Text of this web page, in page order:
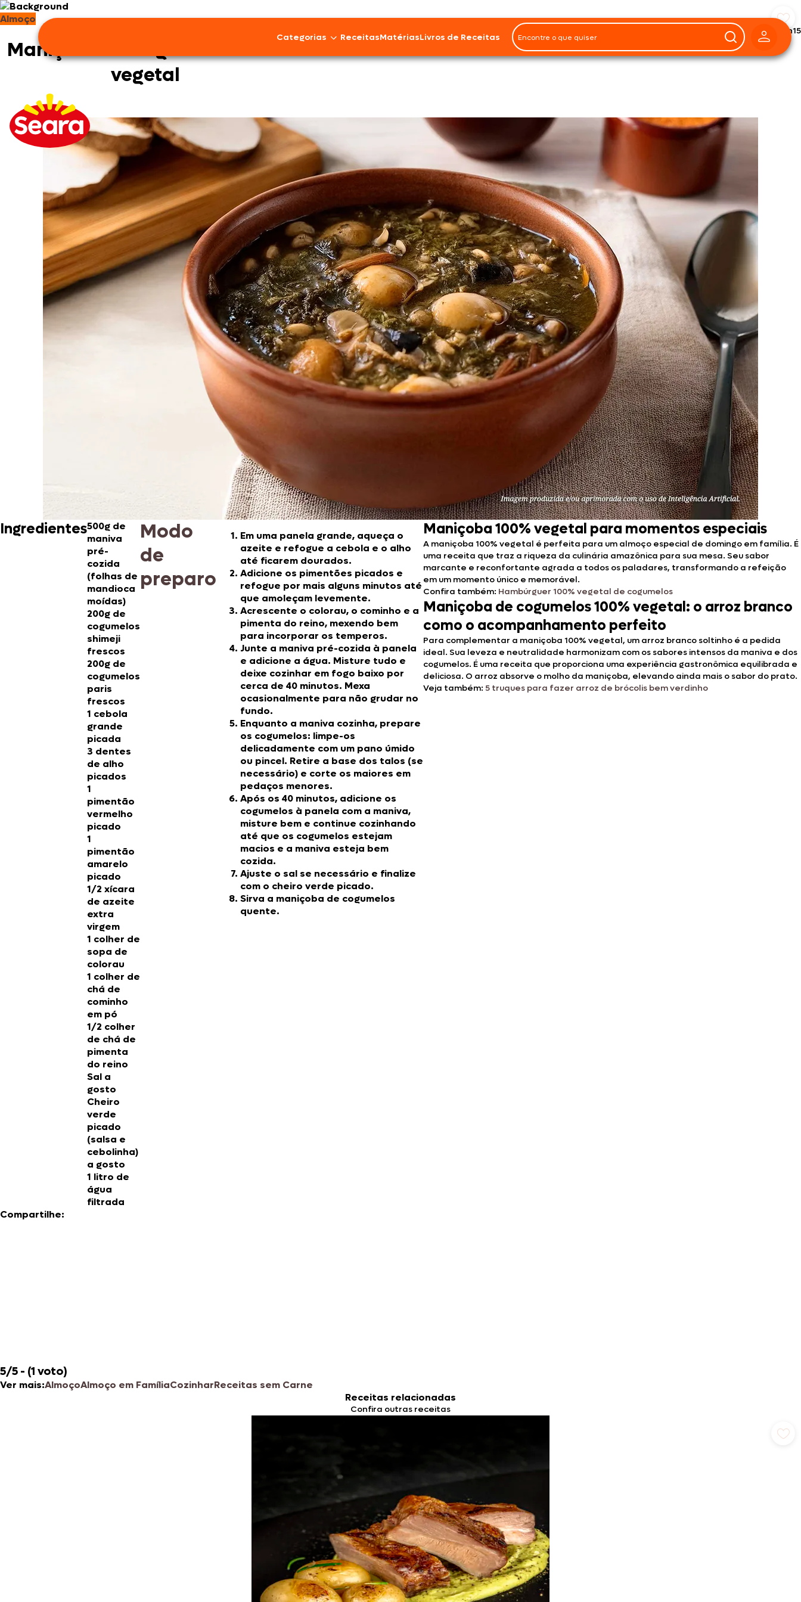
Categorias
Carnes Suínas
Aves
Frios e Embutidos
Peixes e Frutos do Mar
100% Vegetal
Doces, Bolos e Sobremesas
Pães e Massas
Bebidas
Entrevistas
ReceitasMatériasLivros de Receitas
Almoço
Maniçoba de cogumelos 100%
vegetal
Rendimento
porções
Preparo 1h15
Ingredientes500g de
maniva
pré-
cozida
(folhas de
mandioca
moídas)
200g de
cogumelos
shimeji
frescos
200g de
cogumelos
paris
frescos
1 cebola
grande
picada
3 dentes
de alho
picados
1
pimentão
vermelho
picado
1
pimentão
amarelo
picado
1/2 xícara
de azeite
extra
virgem
1 colher de
sopa de
colorau
1 colher de
chá de
cominho
em pó
1/2 colher
de chá de
pimenta
do reino
Sal a
gosto
Cheiro
verde
picado
(salsa e
cebolinha)
a gosto
1 litro de
água
filtrada
Modo
de
preparo
Em uma panela grande, aqueça o
azeite e refogue a cebola e o alho
até ficarem dourados.
Adicione os pimentões picados e
refogue por mais alguns minutos até
que amoleçam levemente.
Acrescente o colorau, o cominho e a
pimenta do reino, mexendo bem
para incorporar os temperos.
Junte a maniva pré-cozida à panela
e adicione a água. Misture tudo e
deixe cozinhar em fogo baixo por
cerca de 40 minutos. Mexa
ocasionalmente para não grudar no
fundo.
Enquanto a maniva cozinha, prepare
os cogumelos: limpe-os
delicadamente com um pano úmido
ou pincel. Retire a base dos talos (se
necessário) e corte os maiores em
pedaços menores.
Após os 40 minutos, adicione os
cogumelos à panela com a maniva,
misture bem e continue cozinhando
até que os cogumelos estejam
macios e a maniva esteja bem
cozida.
Ajuste o sal se necessário e finalize
com o cheiro verde picado.
Sirva a maniçoba de cogumelos
quente.
Maniçoba 100% vegetal para momentos especiais
A maniçoba 100% vegetal é perfeita para um almoço especial de domingo em família. É
uma receita que traz a riqueza da culinária amazônica para sua mesa. Seu sabor
marcante e reconfortante agrada a todos os paladares, transformando a refeição
em um momento único e memorável.
Confira também: Hambúrguer 100% vegetal de cogumelos
Maniçoba de cogumelos 100% vegetal: o arroz branco
como o acompanhamento perfeito
Para complementar a maniçoba 100% vegetal, um arroz branco soltinho é a pedida
ideal. Sua leveza e neutralidade harmonizam com os sabores intensos da maniva e dos
cogumelos. É uma receita que proporciona uma experiência gastronômica equilibrada e
deliciosa. O arroz absorve o molho da maniçoba, elevando ainda mais o sabor do prato.
Veja também:5 truques para fazer arroz de brócolis bem verdinho
Compartilhe:
5/5 - (1 voto)
Ver mais:AlmoçoAlmoço em FamíliaCozinharReceitas sem Carne
Receitas relacionadas
Confira outras receitas